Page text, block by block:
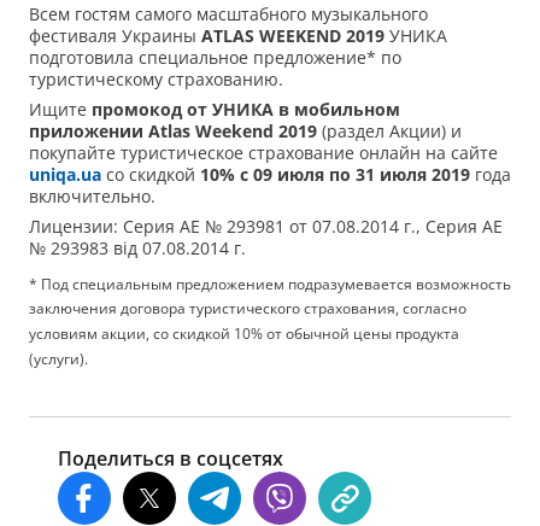
Всем гостям самого масштабного музыкального
фестиваля Украины ATLAS WEEKEND 2019 УНИКА
подготовила специальное предложение* по
туристическому страхованию.
Ищите промокод от УНИКА в мобильном
приложении Atlas Weekend 2019 (раздел Акции) и
покупайте туристическое страхование онлайн на сайте
uniqa.ua со скидкой 10% с 09 июля по 31 июля 2019 года
включительно.
Лицензии: Серия АЕ № 293981 от 07.08.2014 г., Серия АЕ
№ 293983 від 07.08.2014 г.
* Под специальным предложением подразумевается возможность
заключения договора туристического страхования, согласно
условиям акции, со скидкой 10% от обычной цены продукта
(услуги).
Поделиться в соцсетях